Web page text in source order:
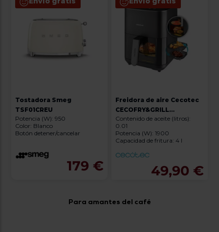
Tostadora Smeg
TSF01CREU
Potencia (W): 950
Color: Blanco
Botón detener/cancelar
179 €
Freidora de aire Cecotec
CECOFRY&GRILL
DUOHEAT 4000
Contenido de aceite (litros):
0.01
Potencia (W): 1900
Capacidad de fritura: 4 l
49,90 €
Para amantes del café